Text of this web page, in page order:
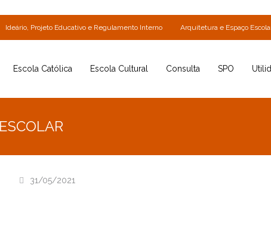
Ideário, Projeto Educativo e Regulamento Interno Arquitetura e Espaço
Escola Católica Escola Cultural Consulta SPO
31/05/2021